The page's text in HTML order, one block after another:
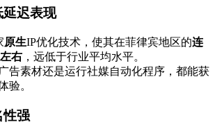
延迟表现
原生IP优化技术，使其在菲律宾地区的连
右 ，远低于行业平均水平。
告素材还是运行社媒自动化程序，都能获
验。
性强